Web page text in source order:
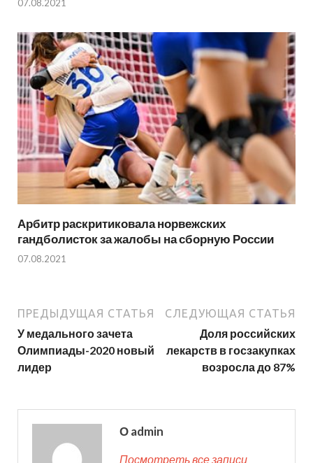
07.08.2021
Арбитр раскритиковала норвежских
гандболисток за жалобы на сборную России
07.08.2021
ПРЕДЫДУЩАЯ СТАТЬЯ
У медального зачета
Олимпиады-2020 новый
лидер
СЛЕДУЮЩАЯ СТАТЬЯ
Доля российских
лекарств в госзакупках
возросла до 87%
О admin
Посмотреть все записи